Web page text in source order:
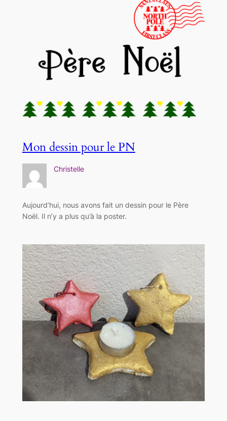
Mon dessin pour le PN
Christelle
Aujourd’hui, nous avons fait un dessin pour le Père
Noël. Il n’y a plus qu’à la poster.